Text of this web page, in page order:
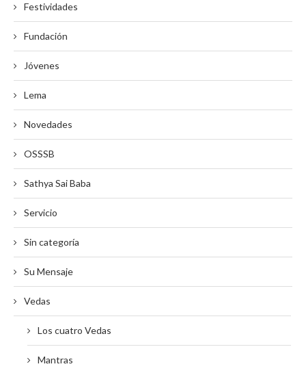
Festividades
Fundación
Jóvenes
Lema
Novedades
OSSSB
Sathya Sai Baba
Servicio
Sin categoría
Su Mensaje
Vedas
Los cuatro Vedas
Mantras